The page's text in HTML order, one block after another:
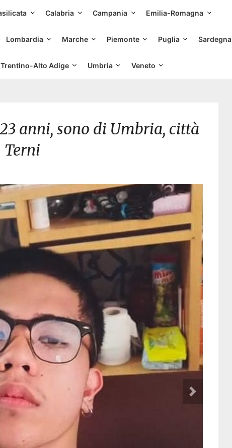
Calabria Campania Emilia-Romagna
Lombardia Marche Piemonte Puglia Sardegna
Trentino-Alto Adige Umbria Veneto
anni, sono di Umbria, città
Terni